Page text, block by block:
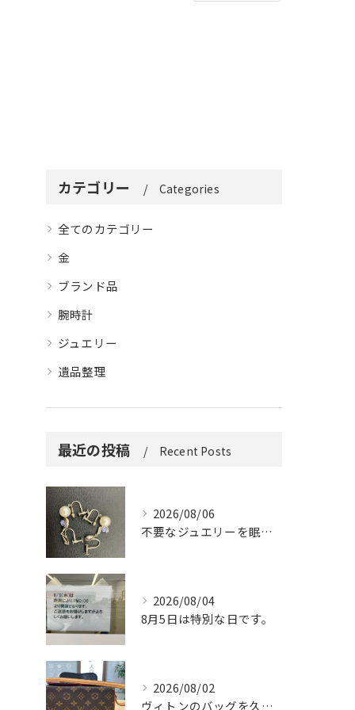
カテゴリー Categories
全てのカテゴリー
金
ブランド品
腕時計
ジュエリー
遺品整理
最近の投稿 Recent Posts
2026/08/06
不要なジュエリーを眠らせていませんか？
2026/08/04
8月5日は特別な日です。
2026/08/02
ヴィトンのバッグを久しぶりに取り出しましたか？